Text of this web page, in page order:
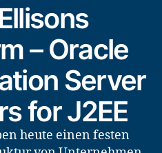
– Oracle
Server
for J2EE
heute einen festen